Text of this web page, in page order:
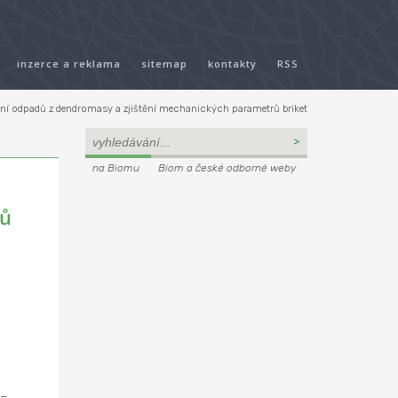
inzerce a reklama sitemap kontakty RSS
odpadů z dendromasy a zjištění mechanických parametrů briket
na Biomu Biom a české odborné weby